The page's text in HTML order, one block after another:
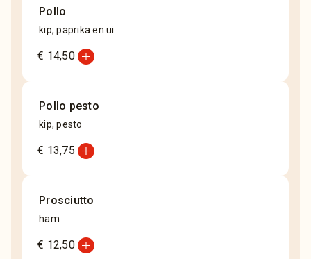
Pollo
kip, paprika en ui
€ 14,50add_circle
Pollo pesto
kip, pesto
€ 13,75 add_circle
Prosciutto
ham
€ 12,50add_circle